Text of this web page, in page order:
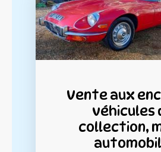
Vente aux
véhicules
collection,